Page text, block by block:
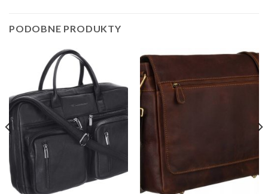
PODOBNE PRODUKTY